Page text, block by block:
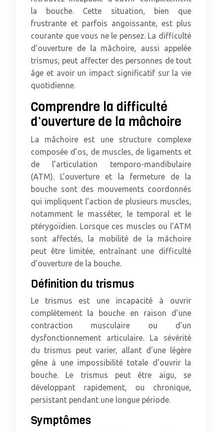
la bouche. Cette situation, bien que
frustrante et parfois angoissante, est plus
courante que vous ne le pensez. La difficulté
d’ouverture de la mâchoire, aussi appelée
trismus, peut affecter des personnes de tout
âge et avoir un impact significatif sur la vie
quotidienne.
Comprendre la difficulté
d’ouverture de la mâchoire
La mâchoire est une structure complexe
composée d’os, de muscles, de ligaments et
de l’articulation temporo-mandibulaire
(ATM). L’ouverture et la fermeture de la
bouche sont des mouvements coordonnés
qui impliquent l’action de plusieurs muscles,
notamment le masséter, le temporal et le
ptérygoïdien. Lorsque ces muscles ou l’ATM
sont affectés, la mobilité de la mâchoire
peut être limitée, entraînant une difficulté
d’ouverture de la bouche.
Définition du trismus
Le trismus est une incapacité à ouvrir
complètement la bouche en raison d’une
contraction musculaire ou d’un
dysfonctionnement articulaire. La sévérité
du trismus peut varier, allant d’une légère
gêne à une impossibilité totale d’ouvrir la
bouche. Le trismus peut être aigu, se
développant rapidement, ou chronique,
persistant pendant une longue période.
Symptômes